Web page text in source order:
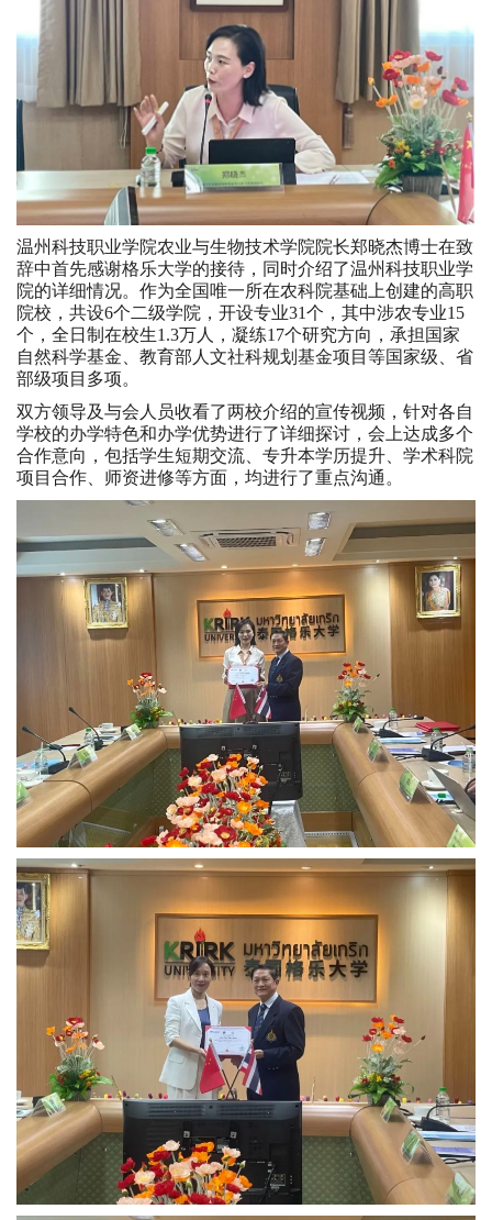
温州科技职业学院农业与生物技术学院院长郑晓杰博士在致
辞中首先感谢格乐大学的接待，同时介绍了温州科技职业学
院的详细情况。作为全国唯一所在农科院基础上创建的高职
院校，共设6个二级学院，开设专业31个，其中涉农专业15
个，全日制在校生1.3万人，凝练17个研究方向，承担国家
自然科学基金、教育部人文社科规划基金项目等国家级、省
部级项目多项。
双方领导及与会人员收看了两校介绍的宣传视频，针对各自
学校的办学特色和办学优势进行了详细探讨，会上达成多个
合作意向，包括学生短期交流、专升本学历提升、学术科院
项目合作、师资进修等方面，均进行了重点沟通。